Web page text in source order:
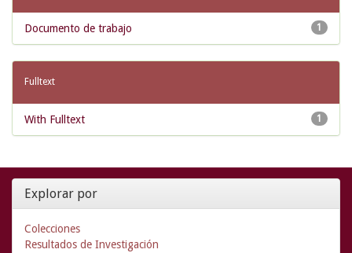
1
Documento de trabajo
Fulltext
1
With Fulltext
Explorar por
Colecciones
Resultados de Investigación